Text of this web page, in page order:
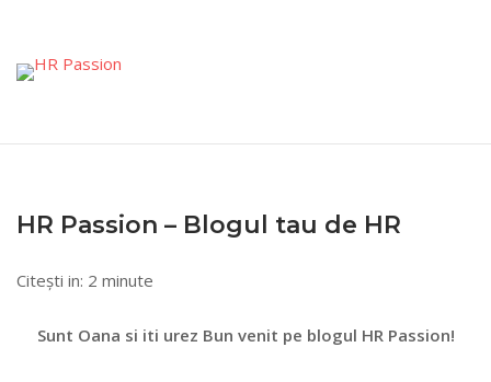
content
HR Passion – Blogul tau de HR
Citești in: 2 minute
Sunt Oana si iti urez Bun venit pe blogul HR Passion!